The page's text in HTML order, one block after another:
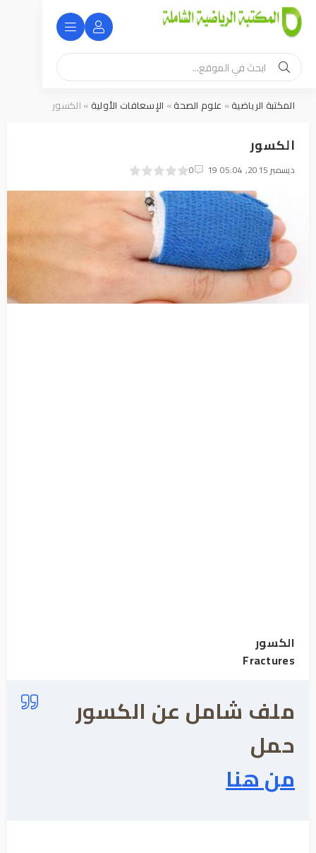
المكتبة الرياضية» علوم الصحة» الإسعافات الأولية » الكسور
الكسور
19 ديسمبر 2015, 05:04 0 0
1
2
3
4
5
الكسور
Fractures
ملف شامل عن الكسور
حمل
من هنا